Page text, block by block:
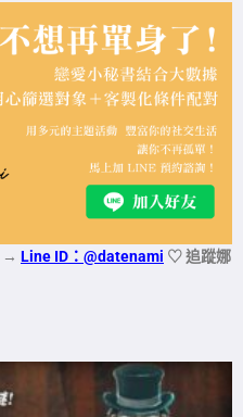
→ Line ID：@datenami ♡ 追蹤娜